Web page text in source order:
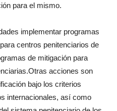
para el mismo.
implementar programas
centros penitenciarios de
de mitigación para
acciones son
bajo los criterios
internacionales, así como